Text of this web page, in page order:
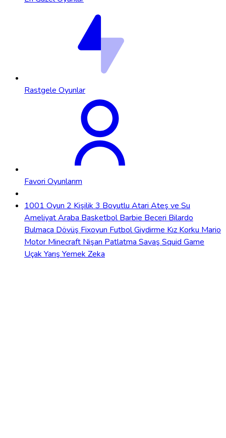
Rastgele Oyunlar
Favori Oyunlarım
1001 Oyun 2 Kişilik 3 Boyutlu Atari Ateş ve Su
AmeliyatAraba BasketbolBarbie Beceri Bilardo
Bulmaca Dövüş Fixoyun FutbolGiydirme Kız Korku Mario
Motor Minecraft Nişan Patlatma Savaş Squid Game
Uçak Yarış Yemek Zeka